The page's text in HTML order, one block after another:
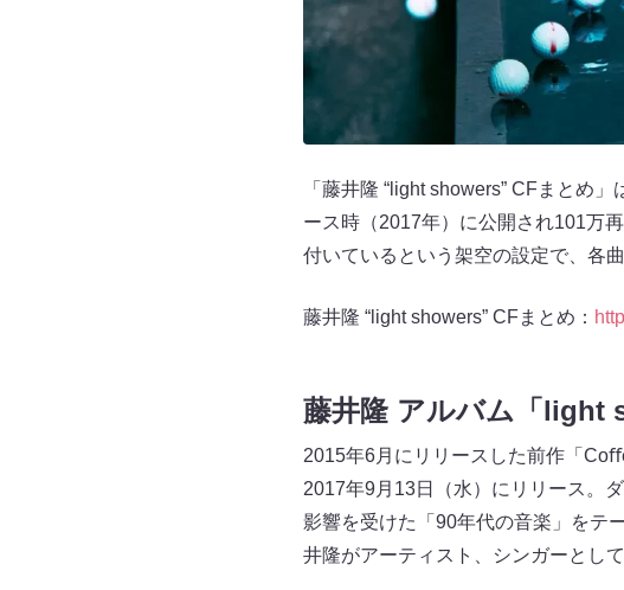
「藤井隆 “light showers” CFまとめ
ース時（2017年）に公開され101万
付いているという架空の設定で、各
藤井隆 “light showers” CFまとめ：
藤井隆 アルバム「light
2015年6月にリリースした前作「
2017年9月13日（水）にリリース。
影響を受けた「90年代の音楽」をテ
井隆がアーティスト、シンガーとし